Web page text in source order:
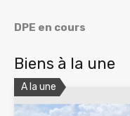
DPE en cours
Biens à la une
A la une